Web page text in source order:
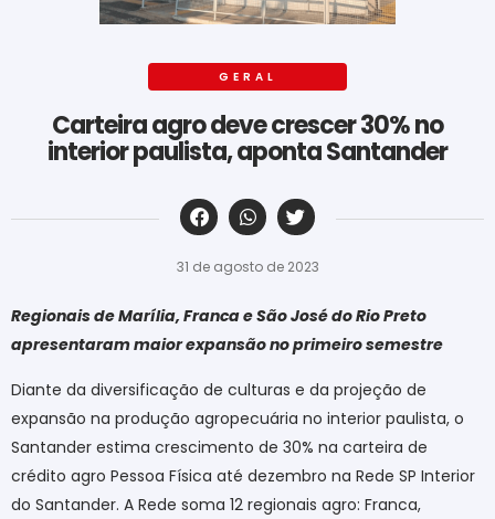
GERAL
Carteira agro deve crescer 30% no
interior paulista, aponta Santander
‎ ‎ ‎ ‎ ‎ ‎ ‎ ‎ ‎ ‎ ‎ ‎ ‎ ‎ ‎ ‎ ‎ ‎ ‎ ‎ ‎ ‎ ‎ ‎ ‎ ‎ ‎ ‎ ‎ ‎ ‎
31 de agosto de 2023
Regionais de Marília, Franca e São José do Rio Preto
apresentaram maior expansão no primeiro semestre
Diante da diversificação de culturas e da projeção de
expansão na produção agropecuária no interior paulista, o
Santander estima crescimento de 30% na carteira de
crédito agro Pessoa Física até dezembro na Rede SP Interior
do Santander. A Rede soma 12 regionais agro: Franca,